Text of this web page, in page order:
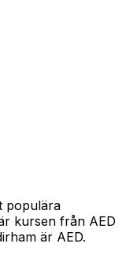
populära
kursen från AED
är AED.